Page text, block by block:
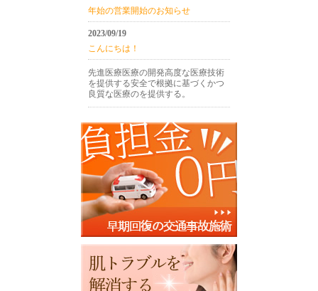
年始の営業開始のお知らせ
2023/09/19
こんにちは！
先進医療医療の開発高度な医療技術
を提供する安全で根拠に基づくかつ
良質な医療のを提供する。